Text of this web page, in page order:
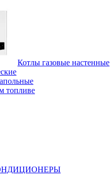
Котлы газовые настенные
топливе